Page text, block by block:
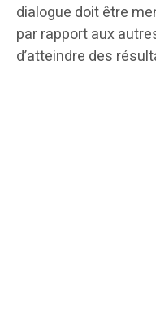
dialogue doit être
par rapport aux
d’atteindre des